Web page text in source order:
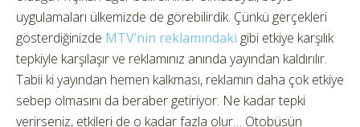
uygulamaları ülkemizde de görebilirdik. Çünkü gerçekleri
gösterdiğinizde MTV’nin reklamındaki gibi etkiye karşılık
tepkiyle karşılaşır ve reklamınız anında yayından kaldırılır.
Tabii ki yayından hemen kalkması, reklamın daha çok etkiye
sebep olmasını da beraber getiriyor. Ne kadar tepki
verirseniz, etkileri de o kadar fazla olur… Otobüsün